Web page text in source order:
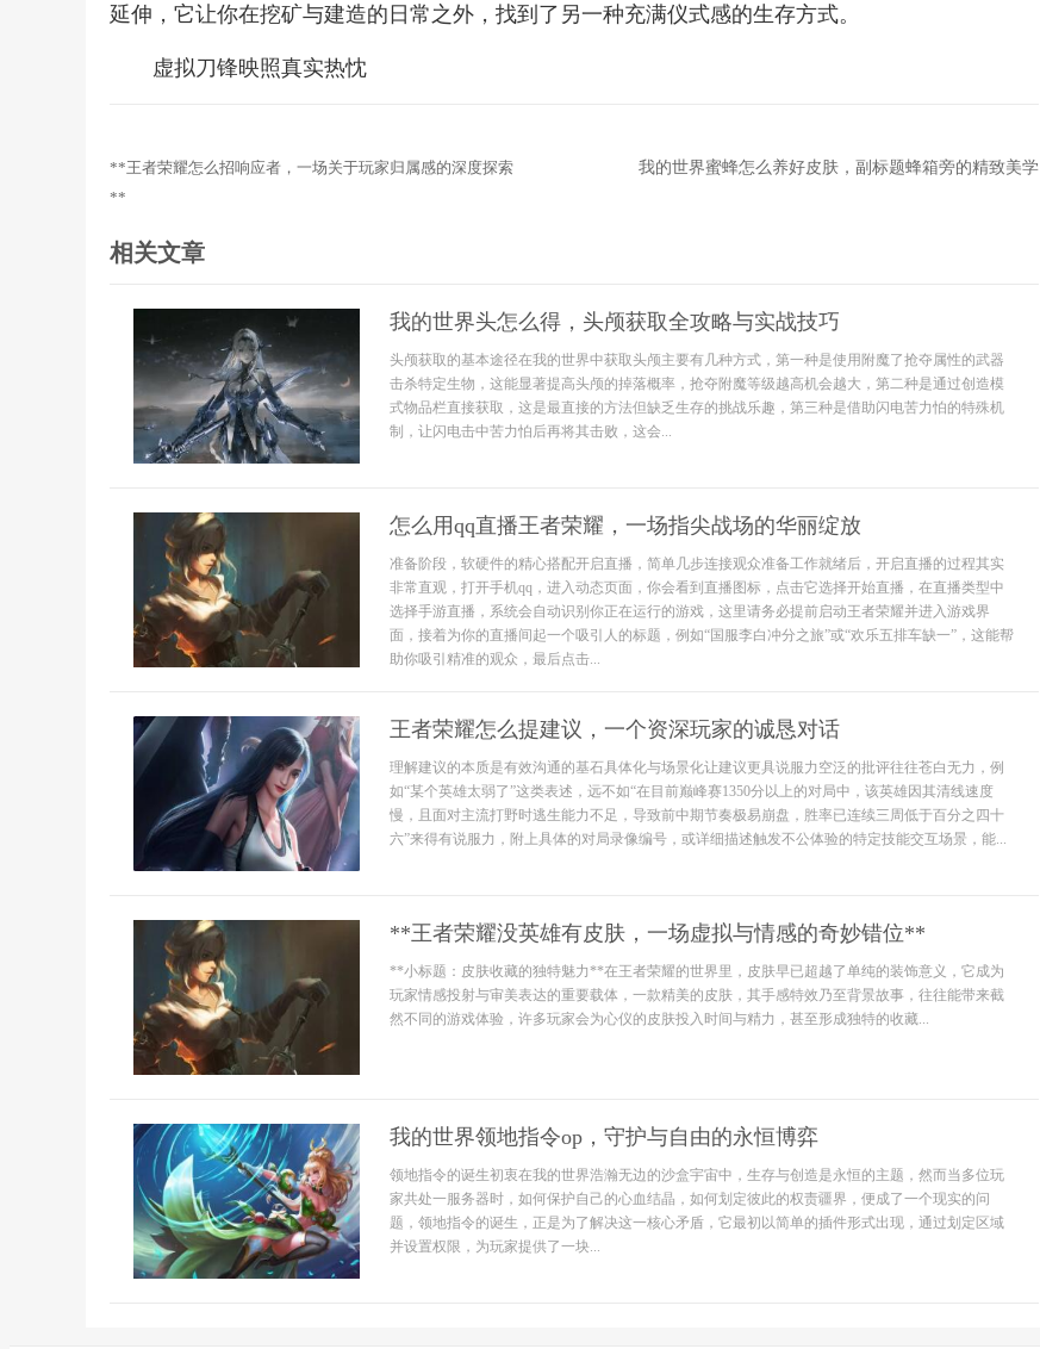
延伸，它让你在挖矿与建造的日常之外，找到了另一种充满仪式感的生存方式。
虚拟刀锋映照真实热忱
**王者荣耀怎么招响应者，一场关于玩家归属感的深度探索
**
我的世界蜜蜂怎么养好皮肤，副标题蜂箱旁的精致美学
相关文章
我的世界头怎么得，头颅获取全攻略与实战技巧
头颅获取的基本途径在我的世界中获取头颅主要有几种方式，第一种是使用附魔了抢夺属性的武器
击杀特定生物，这能显著提高头颅的掉落概率，抢夺附魔等级越高机会越大，第二种是通过创造模
式物品栏直接获取，这是最直接的方法但缺乏生存的挑战乐趣，第三种是借助闪电苦力怕的特殊机
制，让闪电击中苦力怕后再将其击败，这会...
怎么用qq直播王者荣耀，一场指尖战场的华丽绽放
准备阶段，软硬件的精心搭配开启直播，简单几步连接观众准备工作就绪后，开启直播的过程其实
非常直观，打开手机qq，进入动态页面，你会看到直播图标，点击它选择开始直播，在直播类型中
选择手游直播，系统会自动识别你正在运行的游戏，这里请务必提前启动王者荣耀并进入游戏界
面，接着为你的直播间起一个吸引人的标题，例如“国服李白冲分之旅”或“欢乐五排车缺一”，这能帮
助你吸引精准的观众，最后点击...
王者荣耀怎么提建议，一个资深玩家的诚恳对话
理解建议的本质是有效沟通的基石具体化与场景化让建议更具说服力空泛的批评往往苍白无力，例
如“某个英雄太弱了”这类表述，远不如“在目前巅峰赛1350分以上的对局中，该英雄因其清线速度
慢，且面对主流打野时逃生能力不足，导致前中期节奏极易崩盘，胜率已连续三周低于百分之四十
六”来得有说服力，附上具体的对局录像编号，或详细描述触发不公体验的特定技能交互场景，能...
**王者荣耀没英雄有皮肤，一场虚拟与情感的奇妙错位**
**小标题：皮肤收藏的独特魅力**在王者荣耀的世界里，皮肤早已超越了单纯的装饰意义，它成为
玩家情感投射与审美表达的重要载体，一款精美的皮肤，其手感特效乃至背景故事，往往能带来截
然不同的游戏体验，许多玩家会为心仪的皮肤投入时间与精力，甚至形成独特的收藏...
我的世界领地指令op，守护与自由的永恒博弈
领地指令的诞生初衷在我的世界浩瀚无边的沙盒宇宙中，生存与创造是永恒的主题，然而当多位玩
家共处一服务器时，如何保护自己的心血结晶，如何划定彼此的权责疆界，便成了一个现实的问
题，领地指令的诞生，正是为了解决这一核心矛盾，它最初以简单的插件形式出现，通过划定区域
并设置权限，为玩家提供了一块...